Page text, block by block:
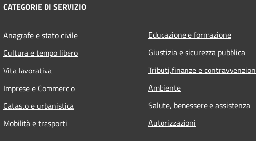
CATEGORIE DI SERVIZIO
Anagrafe e stato civile
Cultura e tempo libero
Vita lavorativa
Imprese e Commercio
Catasto e urbanistica
Mobilità e trasporti
Educazione e formazione
Giustizia e sicurezza pubblica
Tributi,finanze e
Ambiente
Salute, benessere e assistenza
Autorizzazioni